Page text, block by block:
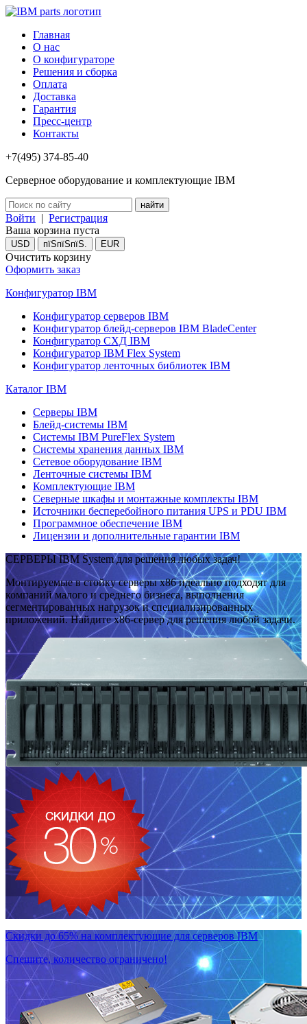
Главная
О нас
О конфигураторе
Решения и сборка
Оплата
Доставка
Гарантия
Пресс-центр
Контакты
+7(495) 374-85-40
Серверное оборудование и комплектующие IBM
Войти | Регистрация
Ваша корзина пуста
USD пїЅпїЅпїЅ. EUR
Очистить корзину
Оформить заказ
Конфигуратор IBM
Конфигуратор серверов IBM
Конфигуратор блейд-серверов IBM BladeCenter
Конфигуратор СХД IBM
Конфигуратор IBM Flex System
Конфигуратор ленточных библиотек IBM
Каталог IBM
Серверы IBM
Блейд-системы IBM
Системы IBM PureFlex System
Системы хранения данных IBM
Сетевое оборудование IBM
Ленточные системы IBM
Комплектующие IBM
Северные шкафы и монтажные комплекты IBM
Источники бесперебойного питания UPS и PDU IBM
Программное обеспечение IBM
Лицензии и дополнительные гарантии IBM
СЕРВЕРЫ IBM System для решения любых задач!
Монтируемые в стойку серверы x86 идеально подходят для
компаний малого и среднего бизнеса, выполнения
сегментированных нагрузок и специализированных
приложений. Найдите x86-сервер для решения любой задачи.
Скидки до 65% на комплектующие для серверов IBM
Спешите, количество ограничено!